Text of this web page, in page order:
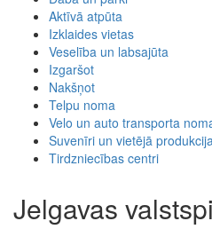
Aktīvā atpūta
Izklaides vietas
Veselība un labsajūta
Izgaršot
Nakšņot
Telpu noma
Velo un auto transporta
Suvenīri un vietējā
Tirdzniecības centri
Jelgavas